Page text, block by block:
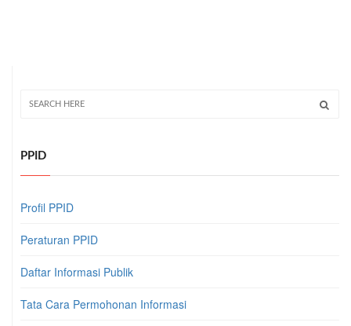
PPID
Profil PPID
Peraturan PPID
Daftar Informasi Publik
Tata Cara Permohonan Informasi